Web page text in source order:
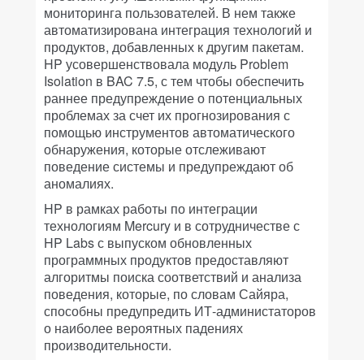
мониторинга пользователей. В нем также
автоматизирована интеграция технологий и
продуктов, добавленных к другим пакетам.
HP усовершенствовала модуль Problem
Isolation в BAC 7.5, с тем чтобы обеспечить
раннее предупреждение о потенциальных
проблемах за счет их прогнозирования с
помощью инструментов автоматического
обнаружения, которые отслеживают
поведение системы и предупреждают об
аномалиях.
HP в рамках работы по интеграции
технологиям Mercury и в сотрудничестве с
HP Labs с выпуском обновленных
программных продуктов предоставляют
алгоритмы поиска соответствий и анализа
поведения, которые, по словам Сайяра,
способны предупредить ИТ-администаторов
о наиболее вероятных падениях
производительности.